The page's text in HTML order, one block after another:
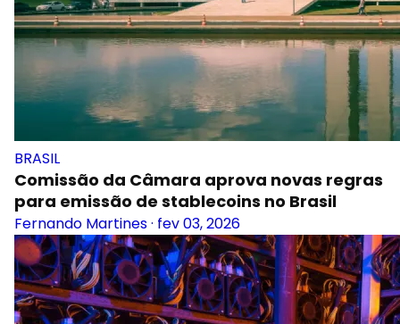
BRASIL
Comissão da Câmara aprova novas regras
para emissão de stablecoins no Brasil
Fernando Martines· fev 03, 2026